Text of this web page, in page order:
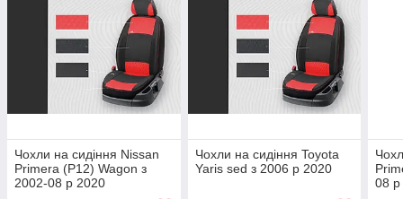
Чохли на сидіння Nissan
Primera (Р12) Wagon з
2002-08 р 2020
Чохли на сидіння Toyota
Yaris sed з 2006 р 2020
08